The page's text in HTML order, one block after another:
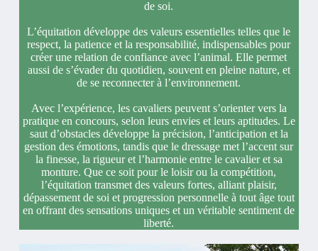
de soi.
L’équitation développe des valeurs essentielles telles que le
respect, la patience et la responsabilité, indispensables pour
créer une relation de confiance avec l’animal. Elle permet
aussi de s’évader du quotidien, souvent en pleine nature, et
de se reconnecter à l’environnement.
Avec l’expérience, les cavaliers peuvent s’orienter vers la
pratique en concours, selon leurs envies et leurs aptitudes. Le
saut d’obstacles développe la précision, l’anticipation et la
gestion des émotions, tandis que le dressage met l’accent sur
la finesse, la rigueur et l’harmonie entre le cavalier et sa
monture. Que ce soit pour le loisir ou la compétition,
l’équitation transmet des valeurs fortes, alliant plaisir,
dépassement de soi et progression personnelle à tout âge tout
en offrant des sensations uniques et un véritable sentiment de
liberté.